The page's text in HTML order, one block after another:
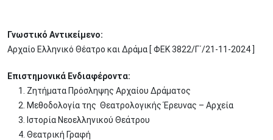
Γνωστικό Αντικείμενο:
Αρχαίο Ελληνικό Θέατρο και Δράμα [ ΦΕΚ 3822/Γ΄/21-11-2024 ]
Επιστημονικά Ενδιαφέροντα:
Ζητήματα Πρόσληψης Αρχαίου Δράματος
Μεθοδολογία της Θεατρολογικής Έρευνας – Αρχεία
Ιστορία Νεοελληνικού Θεάτρου
Θεατρική Γραφή